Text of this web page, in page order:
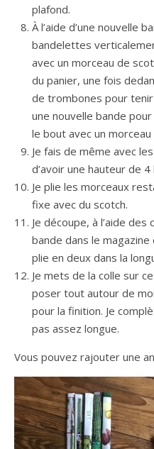
plafond.
À l’aide d’une nouvelle
bandelettes
avec un morceau de
du panier, une fois
de trombones pour tenir
une nouvelle bande
le bout avec un
Je fais de même avec
d’avoir une hauteur de 4
Je plie les morceaux
fixe avec du scotch.
Je découpe, à l’aide
bande dans le magazine
plie en deux dans la
Je mets de la colle sur
poser tout autour de
pour la finition. Je
pas assez longue.
Vous pouvez rajouter une